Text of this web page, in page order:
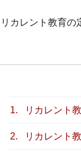
リカレント教育の
1. リカレント
2. リカレント